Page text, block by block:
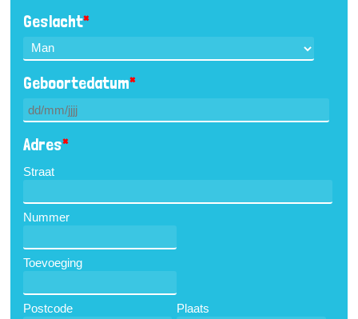
Geslacht*
Geboortedatum*
Adres*
Straat
Nummer
Toevoeging
Postcode Plaats